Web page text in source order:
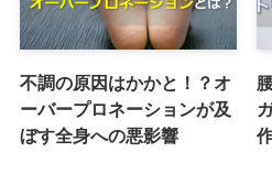
不調の原因はかかと！？オ
ーバープロネーションが及
ぼす全身への悪影響